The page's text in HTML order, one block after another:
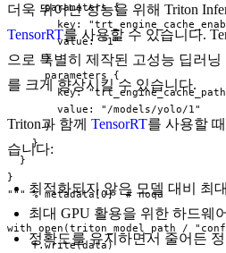
      parameters {
key:
        value: "1"
      }
      parameters {
key:
        value: "/models/yolo/1"
      }
    }
  }
}
""" % metadata[0]  # noqa
with open(triton_model_path /
    f.write(data)
더욱 뛰어난 성능을 위해 Triton
TensorRT를 사용할 수 있습니다.
으로 특별히 제작된 고성능 딥러
를 크게 향상시킬 수 있습니다.
Triton과 함께 TensorRT를 사용할
습니다:
최적화되지 않은 모델 대비 최
최대 GPU 활용을 위한 하드웨
정확도를 유지하면서 줄어든